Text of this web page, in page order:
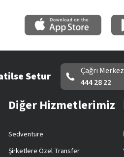
Setur
Çağrı
444 28 22
Diğer Hizmetlerimiz
Sedventure
Şirketlere Özel Transfer